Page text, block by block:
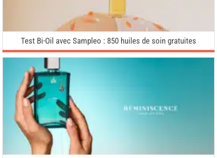
Test Bi-Oil avec Sampleo : 850 huiles de soin gratuites